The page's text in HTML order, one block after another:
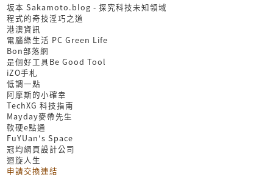
坂本 Sakamoto.blog - 探究科技未知領域
程式的奇技淫巧之道
港澳資訊
電腦綠生活 PC Green Life
Bon部落網
是個好工具Be Good Tool
iZO手札
低調一點
阿摩斯的小確幸
TechXG 科技指南
Mayday麥帶先生
軟硬e點通
FuYUan's Space
冠均網頁設計公司
迴旋人生
申請交換連結